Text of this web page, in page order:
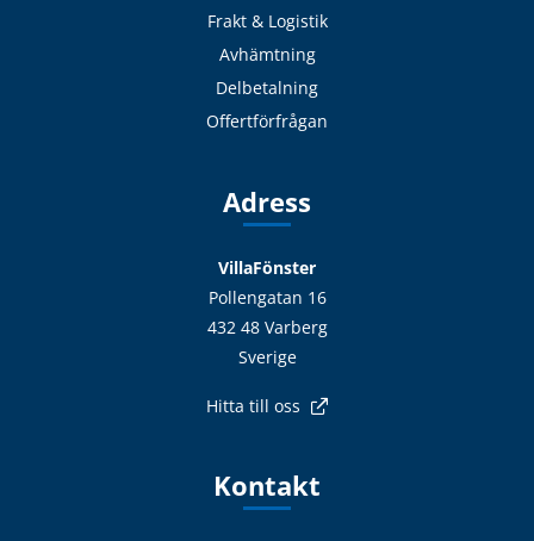
Frakt & Logistik
Avhämtning
Delbetalning
Offertförfrågan
Adress
VillaFönster
Pollengatan 16
432 48 Varberg
Sverige
Hitta till oss
Kontakt